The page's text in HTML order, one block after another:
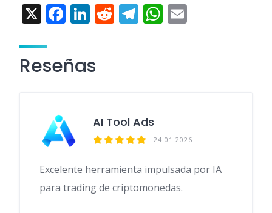
X F
e
b
k
Li
e
R T W
Reseñas
AI Tool Ads
24.01.2026
Excelente herramienta impulsada por IA
para trading de criptomonedas.